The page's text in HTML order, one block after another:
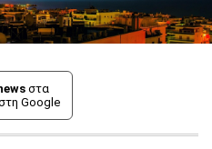
στα
Google